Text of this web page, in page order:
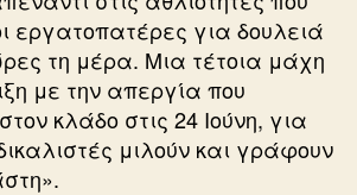
εργατοπατέρες για δουλειά
τη μέρα. Μια τέτοια μάχη
με την απεργία που
κλάδο στις 24 Ιούνη, για
μιλούν και γράφουν